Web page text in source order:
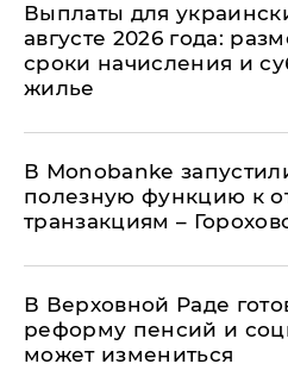
Выплаты для
августе 2026 года:
сроки начисления и
жилье
В Мonobankе
полезную функцию к
транзакциям –
В Верховной Раде
реформу пенсий и
может измениться